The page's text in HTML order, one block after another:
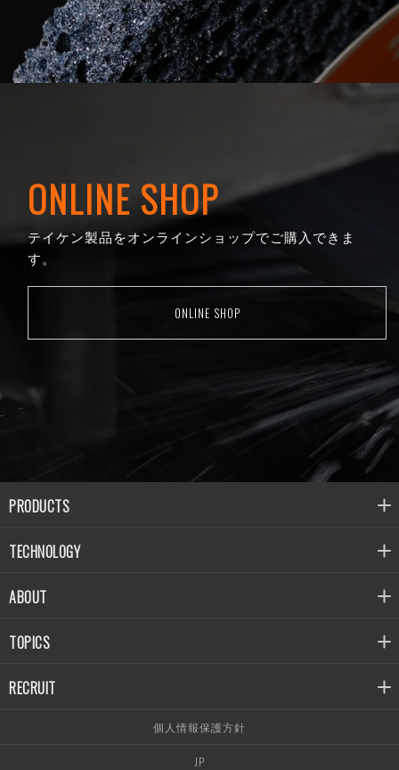
ONLINE SHOP
テイケン製品をオンラインショップでご購入できま
す。
ONLINE SHOP
PRODUCTS
TECHNOLOGY
ABOUT
TOPICS
RECRUIT
個人情報保護方針
JP